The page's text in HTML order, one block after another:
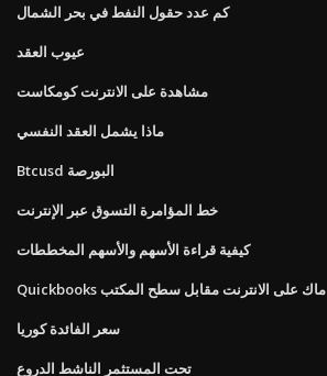
كم عدد حقول النفط في بحر الشمال
عيوب العقد
مشاهدة على الانترنت كومكاست
ماذا يشمل العقد النفسي
Btcusd البورصة
خط المؤامرة التسوق عبر الإنترنت
كيفية قراءة الأسهم والأسهم المخططات
Quickbooks ماك على الانترنت مقابل سطح المكتب
سعر الفائدة كوريا
تحت المستثمر الناشط الدروع